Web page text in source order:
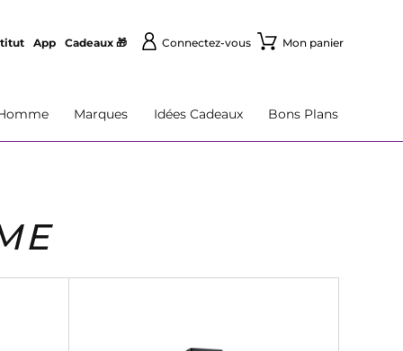
App Cadeaux 🎁 Connectez-vous Mon panier
Marques Idées Cadeaux Bons Plans